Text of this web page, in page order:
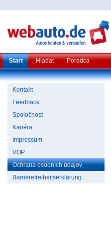
Start Hladat Poradca
Kontakt
Feedback
Spoločnost
Kariéra
Impressum
VOP
Ochrana osobních údajov
Barrierefreiheitserklärung